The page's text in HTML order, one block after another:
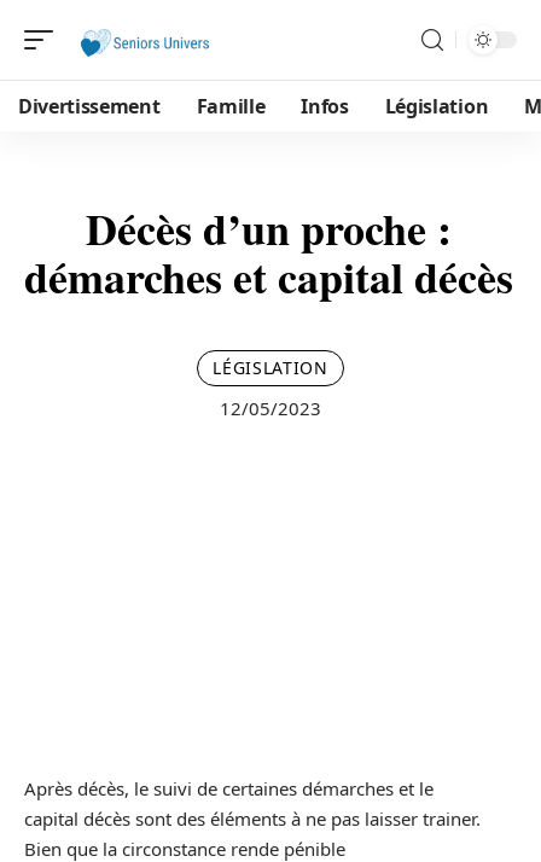
Divertissement Famille Infos Législation
Décès d’un proche :
démarches et capital décès
LÉGISLATION
12/05/2023
Après décès, le suivi de certaines démarches et le
capital décès sont des éléments à ne pas laisser trainer.
Bien que la circonstance rende pénible